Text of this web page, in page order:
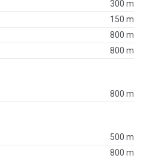
300 m
150 m
800 m
800 m
800 m
500 m
800 m